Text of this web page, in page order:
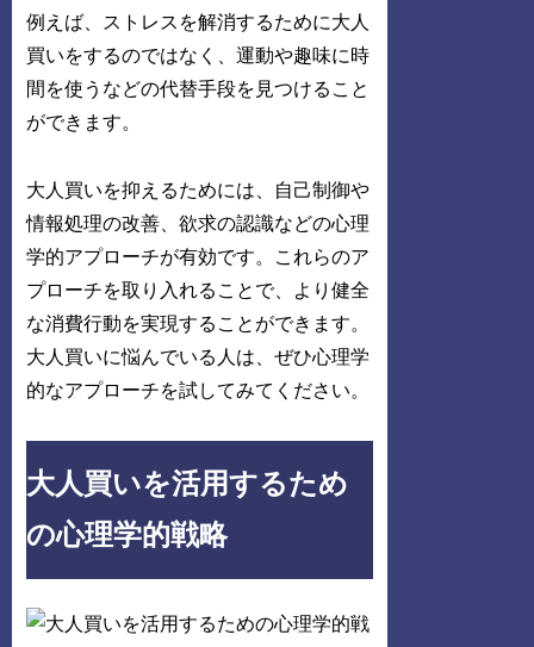
例えば、ストレスを解消するために大人
買いをするのではなく、運動や趣味に時
間を使うなどの代替手段を見つけること
ができます。
大人買いを抑えるためには、自己制御や
情報処理の改善、欲求の認識などの心理
学的アプローチが有効です。これらのア
プローチを取り入れることで、より健全
な消費行動を実現することができます。
大人買いに悩んでいる人は、ぜひ心理学
的なアプローチを試してみてください。
大人買いを活用するため
の心理学的戦略